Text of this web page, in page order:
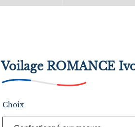
Voilage ROMANCE
Choix